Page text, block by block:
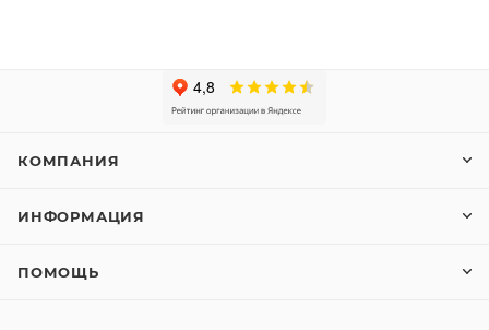
КОМПАНИЯ
ИНФОРМАЦИЯ
ПОМОЩЬ